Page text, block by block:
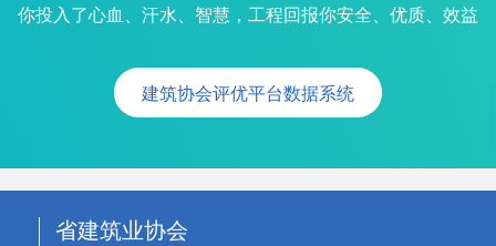
你投入了心血、汗水、智慧，工程回报你安全、优质、效益
建筑协会评优平台数据系统
省建筑业协会